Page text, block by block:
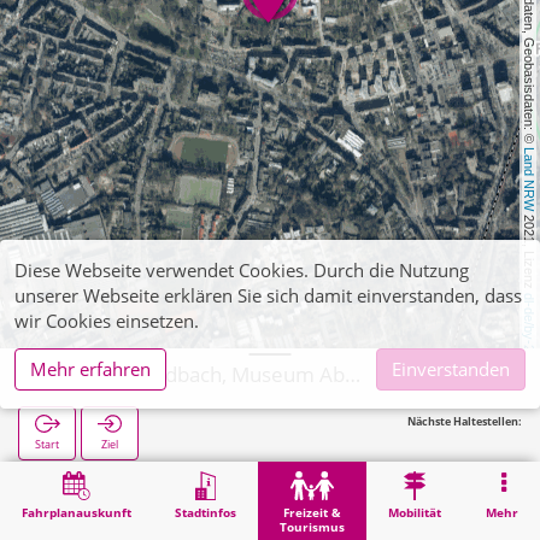
, Kartendaten, Geobasisdaten: ©
Land NRW
2021, Lizenz
dl-de/by-2-0
Fahrplanauskunft Stadtinfos
Freizeit &
Tourismus
Mobilität Mehr
Start Ziel
Nächste Haltestellen:
Freizeit & Tourismus Kultur Mönchengladbach, Museum Abteiberg (POI)
Diese Webseite verwendet Cookies. Durch die Nutzung
unserer Webseite erklären Sie sich damit einverstanden, dass
wir Cookies einsetzen.
Mehr erfahren
Einverstanden